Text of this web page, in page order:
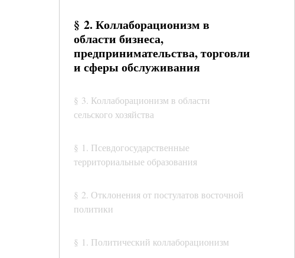
§ 2. Коллаборационизм в
области бизнеса,
предпринимательства, торговли
и сферы обслуживания
§ 3. Коллаборационизм в области
сельского хозяйства
§ 1. Псевдогосударственные
территориальные образования
§ 2. Отклонения от постулатов восточной
политики
§ 1. Политический коллаборационизм